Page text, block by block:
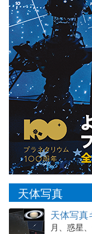
天体写真
天体写真
月、惑星